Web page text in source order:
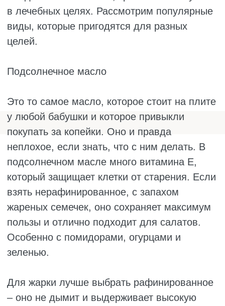
много мононенасыщенных жиров, которые
холестерин и уменьшают воспаления.
Самый ценный вариант – Extra Virgin,
травяной аромат и лёгкая горчинка.
Это масло не любит нагрева. Если жарить
на нём, полезные свойства теряются.
Лучше заправлять им салаты, добавлять в
пасту или просто макать в него свежий
хлеб. Для жарки есть рафинированное
оливковое масло, оно более термостойкое и
нейтральное по вкусу.
Чем полезно оливковое масло:
снижает риск болезней сердца и сосудов;
помогает бороться с воспалениями;
замедляет старение;
улучшает пищеварение.
качественных продуктов. Дешёвое
маслами, и пользы от него почти нет.
Качественное Extra Virgin недешевое. Ещё
оно быстро окисляется на свету, так что